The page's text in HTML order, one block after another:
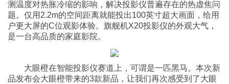
测温度对热胀冷缩的影响，解决投影仪普遍存在的热虚焦问
题。仅用2.2m的空间距离就能投出100英寸超大画面，给用
户更大屏的C位观影体验。旗舰机X20投影仪的外观大气，
是一台高品质的家庭影院。
大眼橙在智能投影仪赛道上，可谓是一匹黑马。本次新
品发布会大眼橙带来的3款新品，让我们再次感受到了大眼